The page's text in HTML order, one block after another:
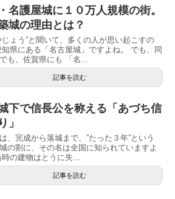
名護屋城に１０万人規模の街。
城の理由とは？
じょう”と聞いて、多くの人が思い起こすの
知県にある「名古屋城」ですよね。 でも、同
も、佐賀県にも 「名...
記事を読む
下で信長公を称える「あづち信
」
、完成から落城まで、”たった３年”という
の割に、その名は全国に知られていますよ
の建物はとうに失...
記事を読む